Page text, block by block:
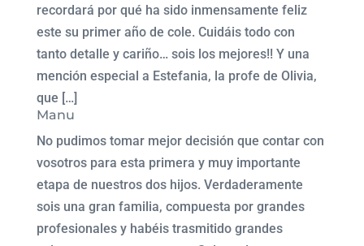
recordará por qué ha sido inmensamente feliz
este su primer año de cole. Cuidáis todo con
tanto detalle y cariño… sois los mejores!! Y una
mención especial a Estefania, la profe de Olivia,
que […]
Manu
No pudimos tomar mejor decisión que contar con
vosotros para esta primera y muy importante
etapa de nuestros dos hijos. Verdaderamente
sois una gran familia, compuesta por grandes
profesionales y habéis trasmitido grandes